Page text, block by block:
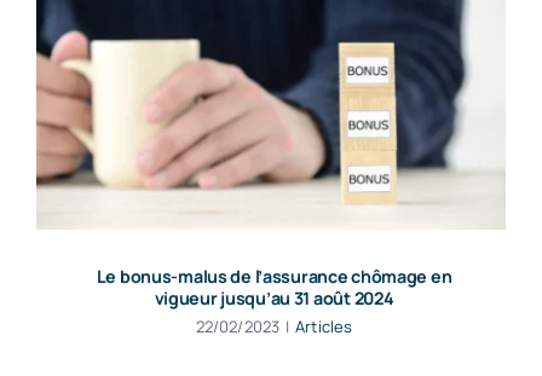
Le bonus-malus de l’assurance chômage en
vigueur jusqu’au 31 août 2024
22/02/2023 | Articles